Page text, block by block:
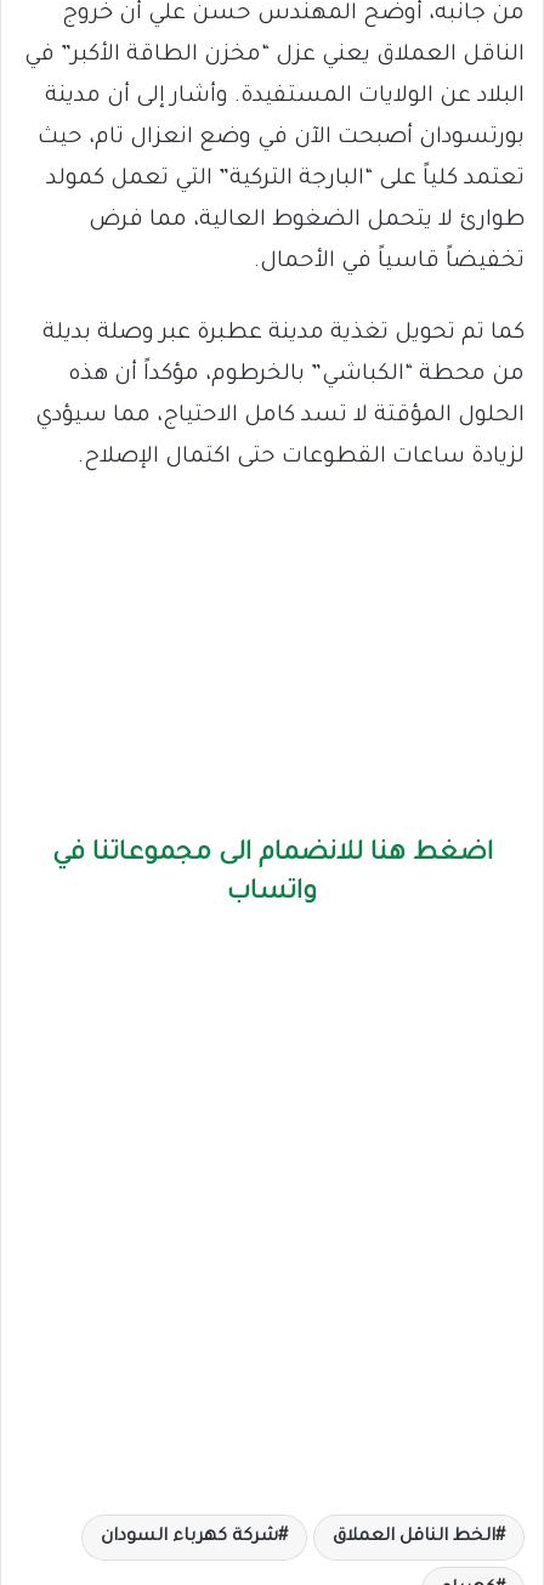
من جانبه، أوضح المهندس حسن علي أن خروج
الناقل العملاق يعني عزل “مخزن الطاقة الأكبر” في
البلاد عن الولايات المستفيدة. وأشار إلى أن مدينة
بورتسودان أصبحت الآن في وضع انعزال تام، حيث
تعتمد كلياً على “البارجة التركية” التي تعمل كمولد
طوارئ لا يتحمل الضغوط العالية، مما فرض
تخفيضاً قاسياً في الأحمال.
كما تم تحويل تغذية مدينة عطبرة عبر وصلة بديلة
من محطة “الكباشي” بالخرطوم، مؤكداً أن هذه
الحلول المؤقتة لا تسد كامل الاحتياج، مما سيؤدي
لزيادة ساعات القطوعات حتى اكتمال الإصلاح.
اضغط هنا للانضمام الى مجموعاتنا في
واتساب
الخط الناقل العملاق شركة كهرباء السودان